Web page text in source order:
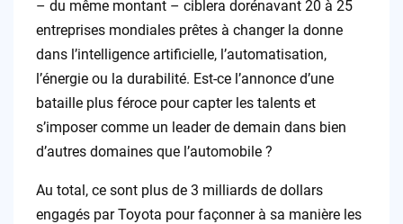
– du même montant – ciblera dorénavant 20 à 25
entreprises mondiales prêtes à changer la donne
dans l’intelligence artificielle, l’automatisation,
l’énergie ou la durabilité. Est-ce l’annonce d’une
bataille plus féroce pour capter les talents et
s’imposer comme un leader de demain dans bien
d’autres domaines que l’automobile ?
Au total, ce sont plus de 3 milliards de dollars
engagés par Toyota pour façonner à sa manière les